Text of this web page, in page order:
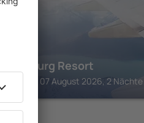
Luisenburg Resort
Wunsiedel, 07 August 2026, 2 Nächte